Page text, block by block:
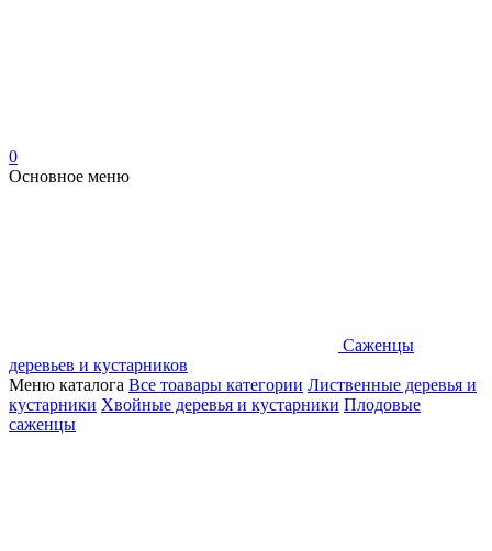
0
Основное меню
Саженцы
деревьев и кустарников
Меню каталога Все тоавары категории Лиственные деревья и
кустарники Хвойные деревья и кустарники Плодовые
саженцы